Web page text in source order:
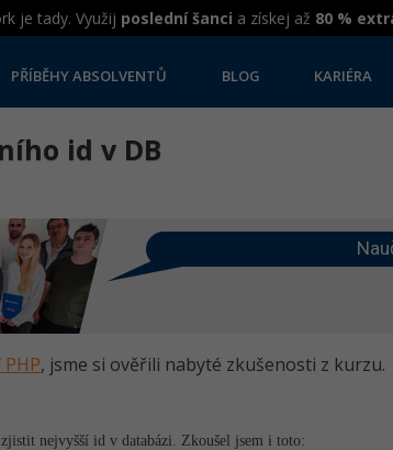
je tady. Využij poslední šanci a získej až 80 %
PŘÍBĚHY ABSOLVENTŮ BLOG KARIÉRA
id v DB
, jsme si ověřili nabyté zkušenosti z kurzu.
nejvyšší id v databázi. Zkoušel jsem i toto: